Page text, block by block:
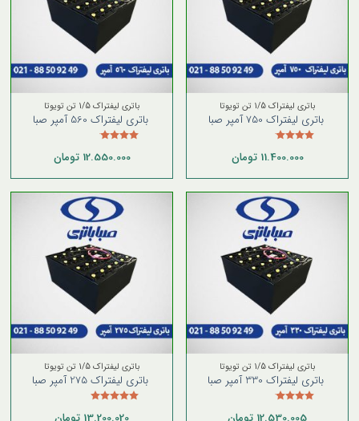
باتری لیفتراک 1/5 تن تویوتا
باتری لیفتراک 750 آمپر صبا
4.00از 5
11.400.000 تومان
باتری لیفتراک 1/5 تن تویوتا
باتری لیفتراک 560 آمپر صبا
4.00از 5
12.550.000 تومان
باتری لیفتراک 1/5 تن تویوتا
باتری لیفتراک 330 آمپر صبا
باتری لیفتراک 1/5 تن تویوتا
باتری لیفتراک 275 آمپر صبا